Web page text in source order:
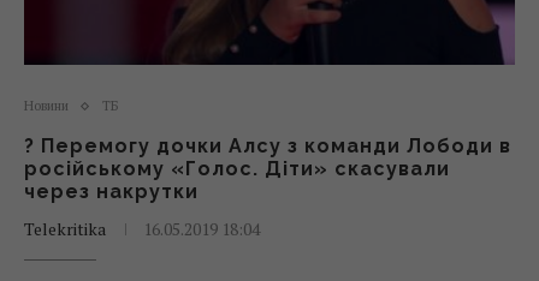
Новини ТБ
? Перемогу дочки Алсу з команди Лободи в
російському «Голос. Діти» скасували
через накрутки
Telekritika
16.05.2019 18:04